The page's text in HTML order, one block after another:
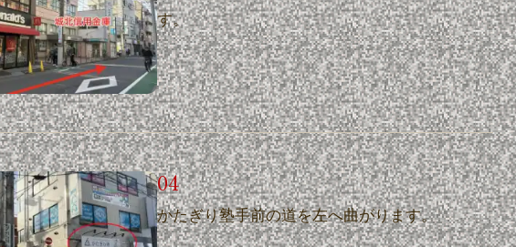
す。
かたぎり塾手前の道を左へ曲がります。